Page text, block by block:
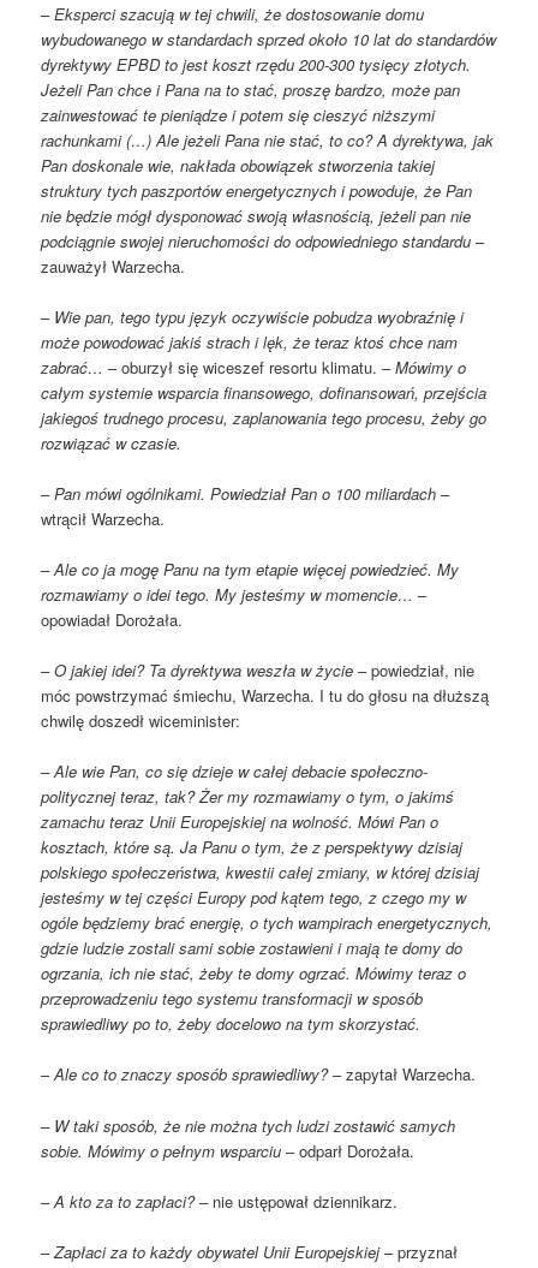
–Eksperci szacują w tej chwili, że dostosowanie domu
wybudowanego w standardach sprzed około 10 lat do standardów
dyrektywy EPBD to jest koszt rzędu 200-300 tysięcy złotych.
Jeżeli Pan chce i Pana na to stać, proszę bardzo, może pan
zainwestować te pieniądze i potem się cieszyć niższymi
rachunkami (…) Ale jeżeli Pana nie stać, to co? A dyrektywa, jak
Pan doskonale wie, nakłada obowiązek stworzenia takiej
struktury tych paszportów energetycznych i powoduje, że Pan
nie będzie mógł dysponować swoją własnością, jeżeli pan nie
podciągnie swojej nieruchomości do odpowiedniego standardu –
zauważył Warzecha.
– Wie pan, tego typu język oczywiście pobudza wyobraźnię i
może powodować jakiś strach i lęk, że teraz ktoś chce nam
zabrać…– oburzył się wiceszef resortu klimatu. –Mówimy o
całym systemie wsparcia finansowego, dofinansowań, przejścia
jakiegoś trudnego procesu, zaplanowania tego procesu, żeby go
rozwiązać w czasie.
–Pan mówi ogólnikami. Powiedział Pan o 100 miliardach –
wtrącił Warzecha.
–Ale co ja mogę Panu na tym etapie więcej powiedzieć. My
rozmawiamy o idei tego. My jesteśmy w momencie… –
opowiadał Dorożała.
–O jakiej idei? Ta dyrektywa weszła w życie – powiedział, nie
móc powstrzymać śmiechu, Warzecha. I tu do głosu na dłuższą
chwilę doszedł wiceminister:
–Ale wie Pan, co się dzieje w całej debacie społeczno-
politycznej teraz, tak? Żer my rozmawiamy o tym, o jakimś
zamachu teraz Unii Europejskiej na wolność. Mówi Pan o
kosztach, które są. Ja Panu o tym, że z perspektywy dzisiaj
polskiego społeczeństwa, kwestii całej zmiany, w której dzisiaj
jesteśmy w tej części Europy pod kątem tego, z czego my w
ogóle będziemy brać energię, o tych wampirach energetycznych,
gdzie ludzie zostali sami sobie zostawieni i mają te domy do
ogrzania, ich nie stać, żeby te domy ogrzać. Mówimy teraz o
przeprowadzeniu tego systemu transformacji w sposób
sprawiedliwy po to, żeby docelowo na tym skorzystać.
–Ale co to znaczy sposób sprawiedliwy?– zapytał Warzecha.
– W taki sposób, że nie można tych ludzi zostawić samych
sobie. Mówimy o pełnym wsparciu – odparł Dorożała.
–A kto za to zapłaci?– nie ustępował dziennikarz.
–Zapłaci za to każdy obywatel Unii Europejskiej– przyznał